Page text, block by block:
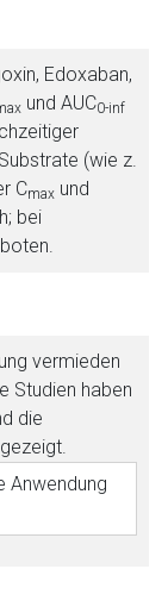
Edoxaban,
und AUC0-inf
(wie z.
Cmax und
bei
vermieden
Studien haben
die
Anwendung